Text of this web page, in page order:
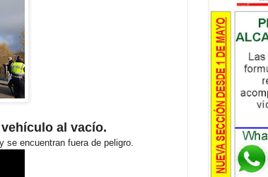
al vacío.
se encuentran fuera de peligro.